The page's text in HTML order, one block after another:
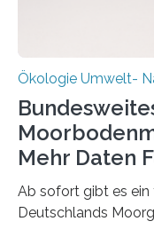
Ökologie Umwelt-
Mehr Daten
Ab sofort gibt es
Deutschlands